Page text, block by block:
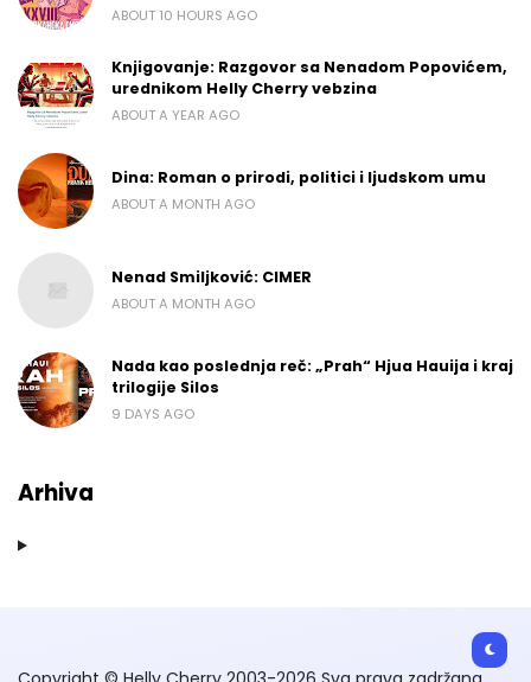
ABOUT 10 HOURS AGO
Knjigovanje: Razgovor sa Nenadom Popovićem,
urednikom Helly Cherry vebzina
ABOUT A YEAR AGO
Dina: Roman o prirodi, politici i ljudskom umu
ABOUT A MONTH AGO
Nenad Smiljković: CIMER
ABOUT A MONTH AGO
Nada kao poslednja reč: „Prah“ Hjua Hauija i kraj
trilogije Silos
9 DAYS AGO
Arhiva